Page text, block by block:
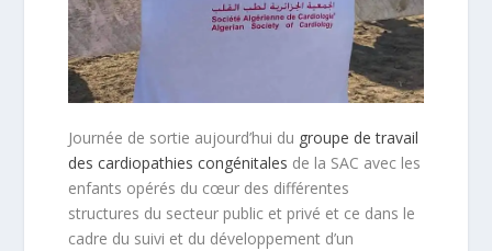
Journée de sortie aujourd’hui du groupe de travail
des cardiopathies congénitales de la SAC avec les
enfants opérés du cœur des différentes
structures du secteur public et privé et ce dans le
cadre du suivi et du développement d’un